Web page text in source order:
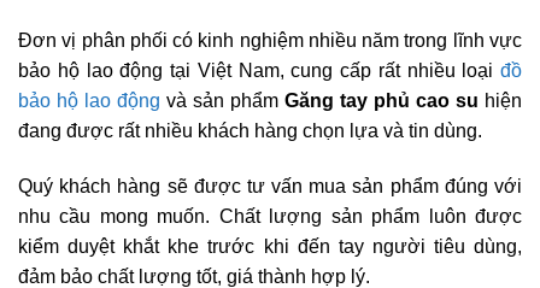
Đơn vị phân phối có kinh nghiệm nhiều năm trong lĩnh vực
bảo hộ lao động tại Việt Nam, cung cấp rất nhiều loại đồ
bảo hộ lao động và sản phẩm Găng tay phủ cao su hiện
đang được rất nhiều khách hàng chọn lựa và tin dùng.
Quý khách hàng sẽ được tư vấn mua sản phẩm đúng với
nhu cầu mong muốn. Chất lượng sản phẩm luôn được
kiểm duyệt khắt khe trước khi đến tay người tiêu dùng,
đảm bảo chất lượng tốt, giá thành hợp lý.